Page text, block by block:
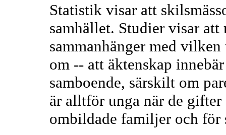
Statistik visar att
samhället. Studier visar
sammanhänger med
om -- att äktenskap
samboende, särskilt om
är alltför unga när de
ombildade familjer och för